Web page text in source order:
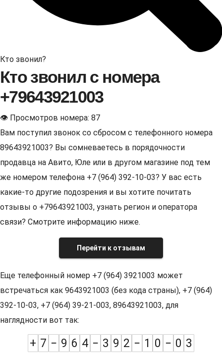
Кто звонил?
Кто звонил с номера
+79643921003
👁 Просмотров номера: 87
Вам поступил звонок со сбросом с телефонного номера
89643921003? Вы сомневаетесь в порядочности
продавца на Авито, Юле или в другом магазине под тем
же номером телефона +7 (964) 392-10-03? У вас есть
какие-то другие подозрения и вы хотите почитать
отзывы о +79643921003, узнать регион и оператора
связи? Смотрите информацию ниже.
Перейти к отзывам
Еще телефонный номер +7 (964) 3921003 может
встречаться как 9643921003 (без кода страны), +7 (964)
392-10-03, +7 (964) 39-21-003, 89643921003, для
наглядности вот так:
+ 7 − 9 6 4 − 3 9 2 − 1 0 − 0 3